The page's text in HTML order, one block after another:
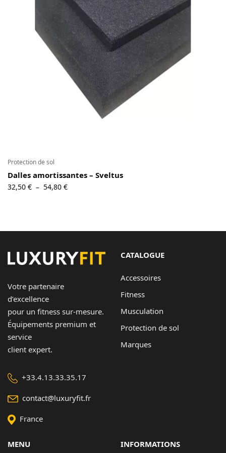
Protection de sol
Dalles amortissantes – Sveltus
32,50 € – 54,80 €Plage
à
Votre partenaire
d’excellence
pour un fitness sur-mesure.
Équipements premium et
service
client expert.
+33.4.13.33.35.17
contact@luxuryfit.fr
France
CATALOGUE
Accessoires
Fitness
Musculation
Protection de sol
Marques
MENU INFORMATIONS
Copyright © 2024 Luxury Fit. All rights reserved.